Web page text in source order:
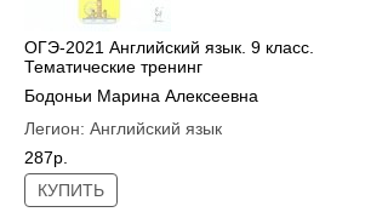
ОГЭ-2021 Английский язык. 9 класс.
Тематические тренинг
Бодоньи Марина Алексеевна
Легион: Английский язык
287р.
КУПИТЬ